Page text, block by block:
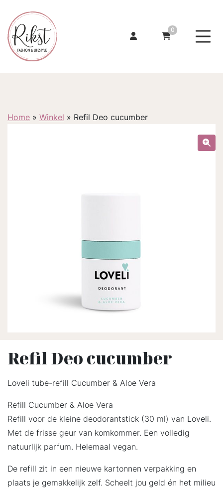
0
Home » Winkel » Refil Deo cucumber
Refil Deo cucumber
Loveli tube-refill Cucumber & Aloe Vera
Refill Cucumber & Aloe Vera
Refill voor de kleine deodorantstick (30 ml) van Loveli.
Met de frisse geur van komkommer. Een volledig
natuurlijk parfum. Helemaal vegan.
De refill zit in een nieuwe kartonnen verpakking en
plaats je gemakkelijk zelf. Scheelt jou geld én het milieu